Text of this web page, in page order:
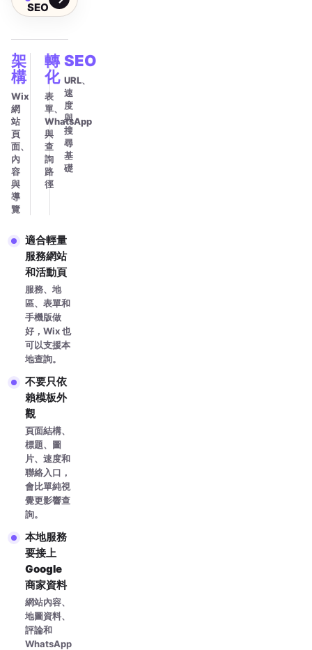
SEO
架
構
Wix
網
站
頁
面、
內
容
與
導
覽
轉
化
表
單、
WhatsApp
與
查
詢
路
徑
SEO
URL、
速
度
與
搜
尋
基
礎
適合輕量
服務網站
和活動頁
服務、地
區、表單和
手機版做
好，Wix 也
可以支援本
地查詢。
不要只依
賴模板外
觀
頁面結構、
標題、圖
片、速度和
聯絡入口，
會比單純視
覺更影響查
詢。
本地服務
要接上
Google
商家資料
網站內容、
地圖資料、
評論和
WhatsApp